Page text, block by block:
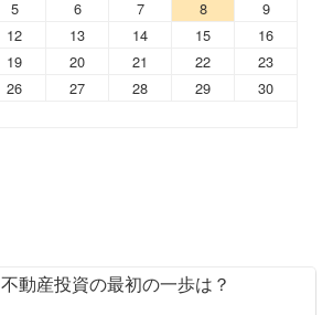
5 6 7 8
9
12 13 14 15
16
19 20 21 22
23
26 27 28 29
30
不動産投資の最初の一歩は？